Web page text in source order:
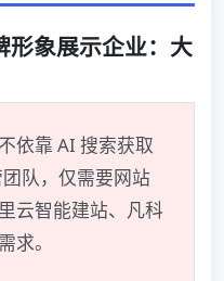
形象展示企业：大
依靠 AI 搜索获取
队，仅需要网站
云智能建站、凡科
求。